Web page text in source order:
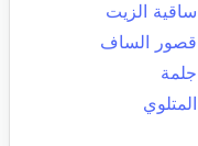
ساقية الزيت
قصور الساف
جلمة
المتلوي